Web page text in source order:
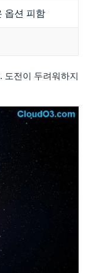
옵션 피함
전이 두려워하지